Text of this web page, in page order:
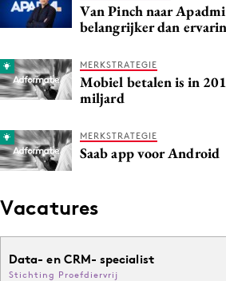
Van Pinch naar
belangrijker dan
MERKSTRATEGIE
Mobiel betalen is in
miljard
MERKSTRATEGIE
Saab app voor Android
Vacatures
Data- en CRM- specialist
Stichting Proefdiervrij